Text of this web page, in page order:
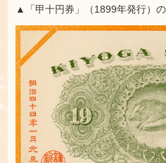
▲「甲十円券」（1899年発行）